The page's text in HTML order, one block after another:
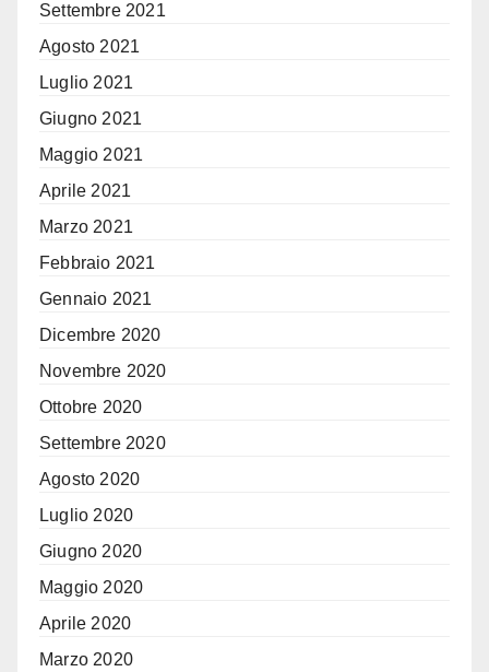
Settembre 2021
Agosto 2021
Luglio 2021
Giugno 2021
Maggio 2021
Aprile 2021
Marzo 2021
Febbraio 2021
Gennaio 2021
Dicembre 2020
Novembre 2020
Ottobre 2020
Settembre 2020
Agosto 2020
Luglio 2020
Giugno 2020
Maggio 2020
Aprile 2020
Marzo 2020